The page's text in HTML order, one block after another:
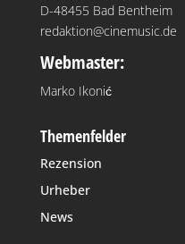
D-48455 Bad Bentheim
redaktion@cinemusic.de
Webmaster:
Marko Ikonić
Themenfelder
Rezension
Urheber
News